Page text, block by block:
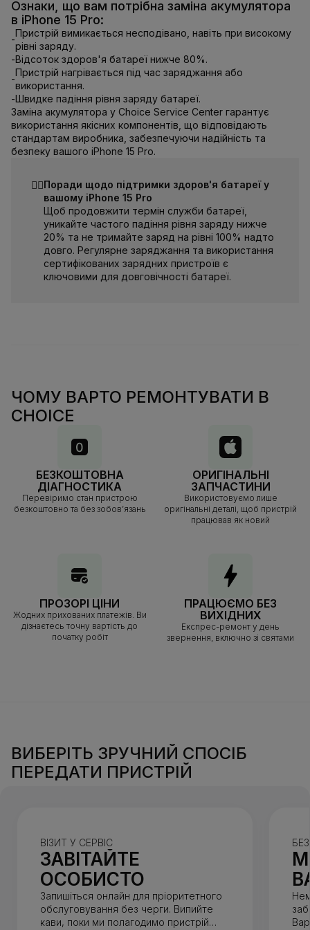
Ознаки, що вам потрібна заміна акумулятора
в iPhone 15 Pro:
-
Пристрій вимикається несподівано, навіть при високому
рівні заряду.
-Відсоток здоров'я батареї нижче 80%.
-
Пристрій нагрівається під час заряджання або
використання.
-Швидке падіння рівня заряду батареї.
Заміна акумулятора у Choice Service Center гарантує
використання якісних компонентів, що відповідають
стандартам виробника, забезпечуючи надійність та
безпеку вашого iPhone 15 Pro.
☝🏻Поради щодо підтримки здоров'я батареї у
вашому iPhone 15 Pro
Щоб продовжити термін служби батареї,
уникайте частого падіння рівня заряду нижче
20% та не тримайте заряд на рівні 100% надто
довго. Регулярне заряджання та використання
сертифікованих зарядних пристроїв є
ключовими для довговічності батареї.
ЧОМУ ВАРТО РЕМОНТУВАТИ В
CHOICE
БЕЗКОШТОВНА
ДІАГНОСТИКА
Перевіримо стан пристрою
безкоштовно та без зобов’язань
ОРИГІНАЛЬНІ
ЗАПЧАСТИНИ
Використовуємо лише
оригінальні деталі, щоб пристрій
працював як новий
ПРОЗОРІ ЦІНИ
Жодних прихованих платежів. Ви
дізнаєтесь точну вартість до
початку робіт
ПРАЦЮЄМО БЕЗ
ВИХІДНИХ
Експрес-ремонт у день
звернення, включно зі святами
ВИБЕРІТЬ ЗРУЧНИЙ СПОСІБ
ПЕРЕДАТИ ПРИСТРІЙ
ВІЗИТ У СЕРВІС
ЗАВІТАЙТЕ
ОСОБИСТО
Запишіться онлайн для пріоритетного
обслуговування без черги. Випийте
кави, поки ми полагодимо пристрій